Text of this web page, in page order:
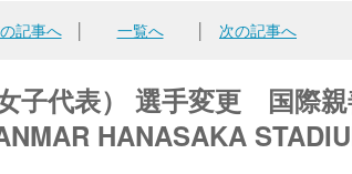
記事へ│ 一覧へ 次の記事へ
子代表） 選手変更 国際
HANASAKA